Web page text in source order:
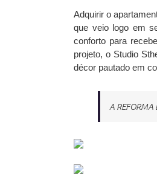
Adquirir o
que veio logo em
conforto para
projeto, o Studio
décor pautado em
A REFORMA